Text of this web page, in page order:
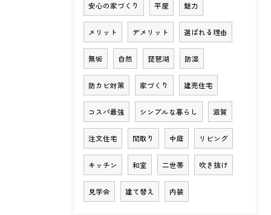
安心の家づくり 平屋 魅力
メリット デメリット 選ばれる理由
無垢 自然 琵琶湖 防湿
防カビ対策 家づくり 建売住宅
コスパ最強 シンプルな暮らし 滋賀
注文住宅 間取り 中庭 リビング
キッチン 和室 二世帯 吹き抜け
見学会 建て替え 内装